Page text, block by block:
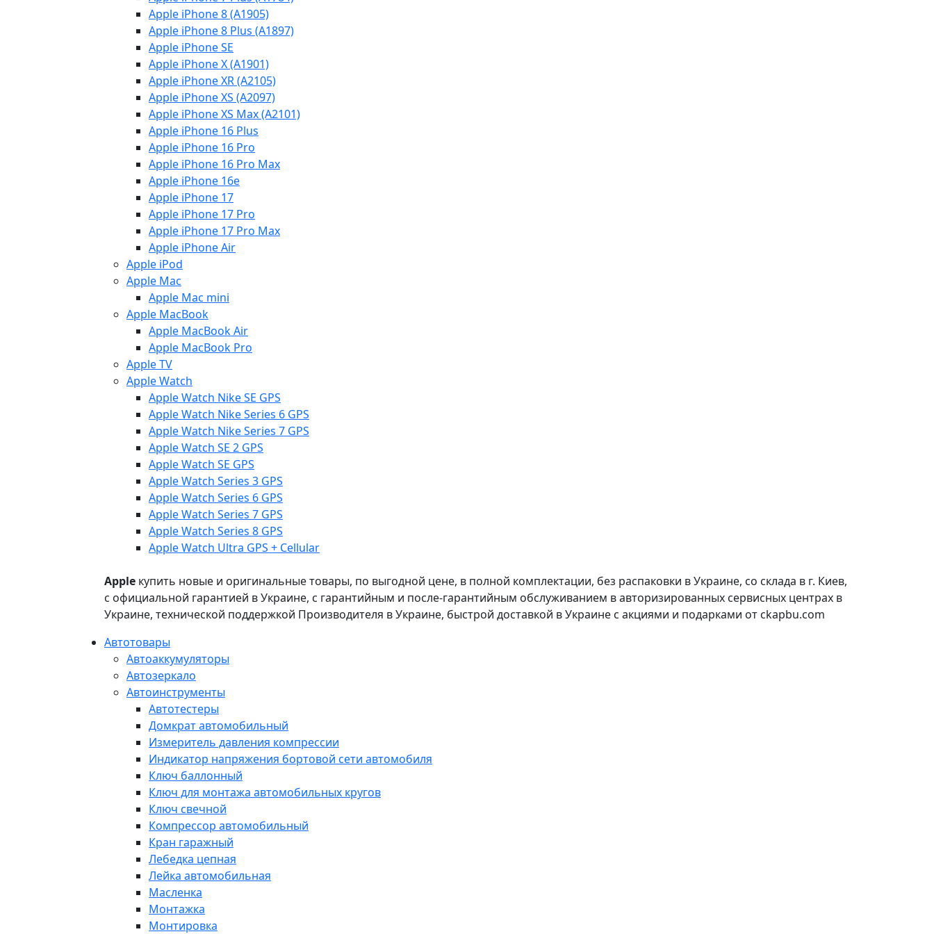
Apple iPhone 8 (A1905)
Apple iPhone 8 Plus (A1897)
Apple iPhone SE
Apple iPhone X (A1901)
Apple iPhone XR (A2105)
Apple iPhone XS (A2097)
Apple iPhone XS Max (A2101)
Apple iPhone 16 Plus
Apple iPhone 16 Pro
Apple iPhone 16 Pro Max
Apple iPhone 16e
Apple iPhone 17
Apple iPhone 17 Pro
Apple iPhone 17 Pro Max
Apple iPhone Air
Apple iPod
Apple Mac
Apple Mac mini
Apple MacBook
Apple MacBook Air
Apple MacBook Pro
Apple TV
Apple Watch
Apple Watch Nike SE GPS
Apple Watch Nike Series 6 GPS
Apple Watch Nike Series 7 GPS
Apple Watch SE 2 GPS
Apple Watch SE GPS
Apple Watch Series 3 GPS
Apple Watch Series 6 GPS
Apple Watch Series 7 GPS
Apple Watch Series 8 GPS
Apple Watch Ultra GPS + Cellular
Apple купить новые и оригинальные товары, по выгодной цене, в полной комплектации, без распаковки в Украине, со склада в г. Киев,
с официальной гарантией в Украине, с гарантийным и после-гарантийным обслуживанием в авторизированных сервисных центрах в
Украине, технической поддержкой Производителя в Украине, быстрой доставкой в Украине с акциями и подарками от ckapbu.com
Автотовары
Автоаккумуляторы
Автозеркало
Автоинструменты
Автотестеры
Домкрат автомобильный
Измеритель давления компрессии
Индикатор напряжения бортовой сети автомобиля
Ключ баллонный
Ключ для монтажа автомобильных кругов
Ключ свечной
Компрессор автомобильный
Кран гаражный
Лебедка цепная
Лейка автомобильная
Масленка
Монтажка
Монтировка